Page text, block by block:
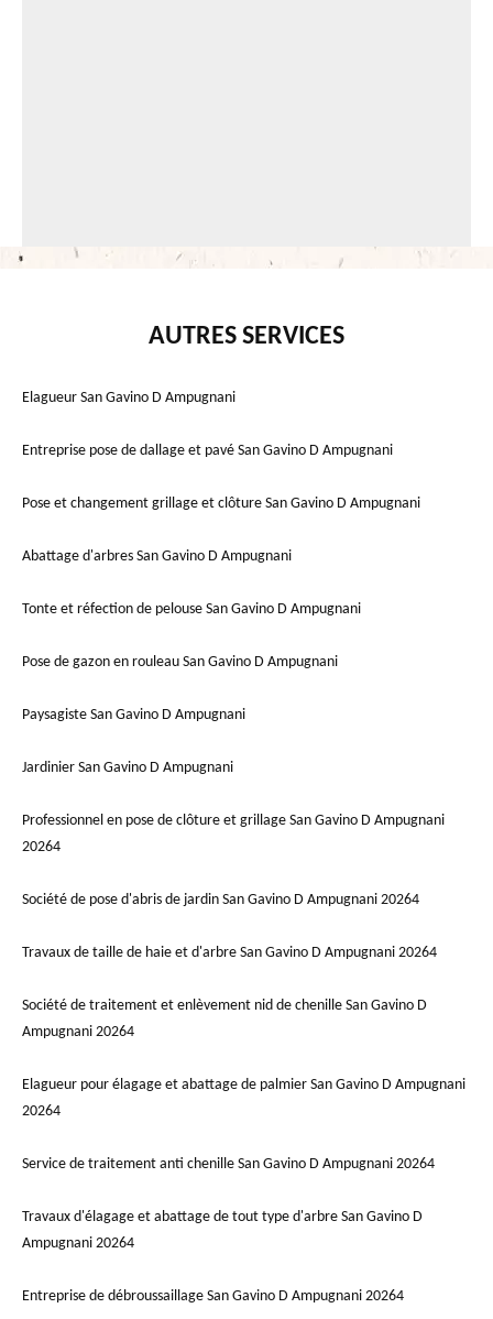
AUTRES SERVICES
Elagueur San Gavino D Ampugnani
Entreprise pose de dallage et pavé San Gavino D Ampugnani
Pose et changement grillage et clôture San Gavino D Ampugnani
Abattage d'arbres San Gavino D Ampugnani
Tonte et réfection de pelouse San Gavino D Ampugnani
Pose de gazon en rouleau San Gavino D Ampugnani
Paysagiste San Gavino D Ampugnani
Jardinier San Gavino D Ampugnani
Professionnel en pose de clôture et grillage San Gavino D Ampugnani
20264
Société de pose d'abris de jardin San Gavino D Ampugnani 20264
Travaux de taille de haie et d'arbre San Gavino D Ampugnani 20264
Société de traitement et enlèvement nid de chenille San Gavino D
Ampugnani 20264
Elagueur pour élagage et abattage de palmier San Gavino D Ampugnani
20264
Service de traitement anti chenille San Gavino D Ampugnani 20264
Travaux d'élagage et abattage de tout type d'arbre San Gavino D
Ampugnani 20264
Entreprise de débroussaillage San Gavino D Ampugnani 20264